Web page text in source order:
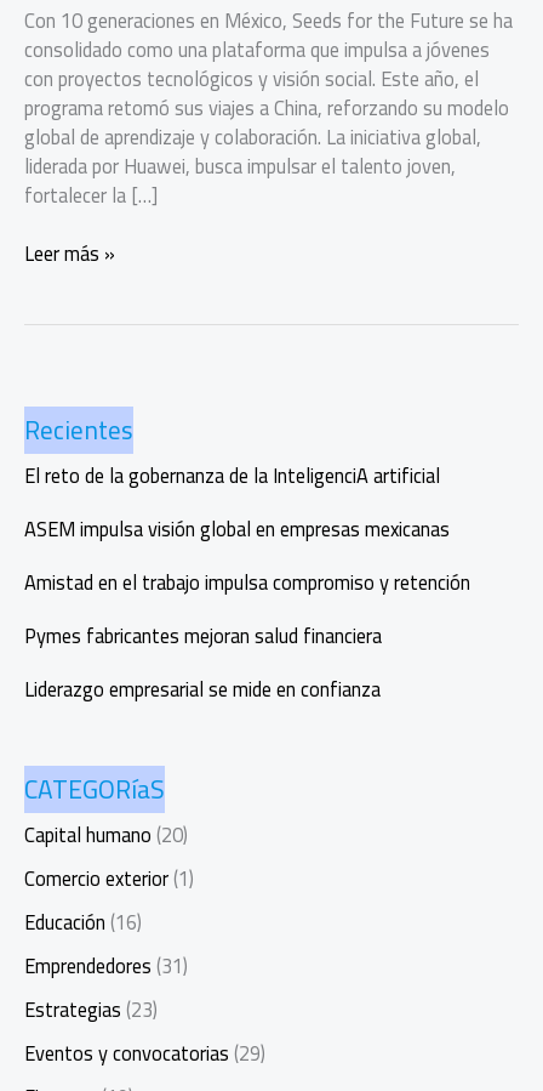
Con 10 generaciones en México, Seeds for the Future se ha
consolidado como una plataforma que impulsa a jóvenes
con proyectos tecnológicos y visión social. Este año, el
programa retomó sus viajes a China, reforzando su modelo
global de aprendizaje y colaboración. La iniciativa global,
liderada por Huawei, busca impulsar el talento joven,
fortalecer la […]
Seeds
talento
con
impacto
social
Leer más »
Recientes
El reto de la gobernanza de la InteligenciA artificial
ASEM impulsa visión global en empresas mexicanas
Amistad en el trabajo impulsa compromiso y retención
Pymes fabricantes mejoran salud financiera
Liderazgo empresarial se mide en confianza
CATEGORíaS
Capital humano(20)
Comercio exterior(1)
Educación(16)
Emprendedores(31)
Estrategias(23)
Eventos y convocatorias(29)